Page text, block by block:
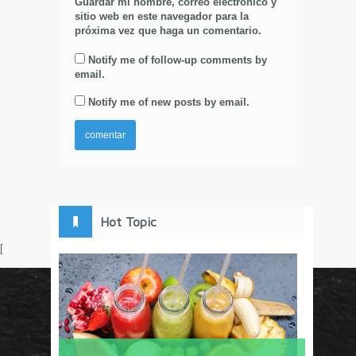
sitio web en este navegador para la
próxima vez que haga un comentario.
Notify me of follow-up comments by
email.
Notify me of new posts by email.
Hot Topic
[
Circulo Marketing concentra lo último en estrategias,